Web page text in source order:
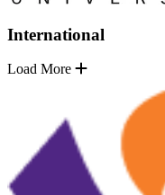
International
Load More